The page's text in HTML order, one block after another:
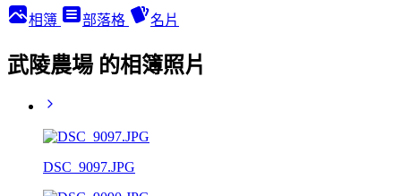
相簿 部落格 名片
武陵農場 的相簿照片
DSC_9097.JPG